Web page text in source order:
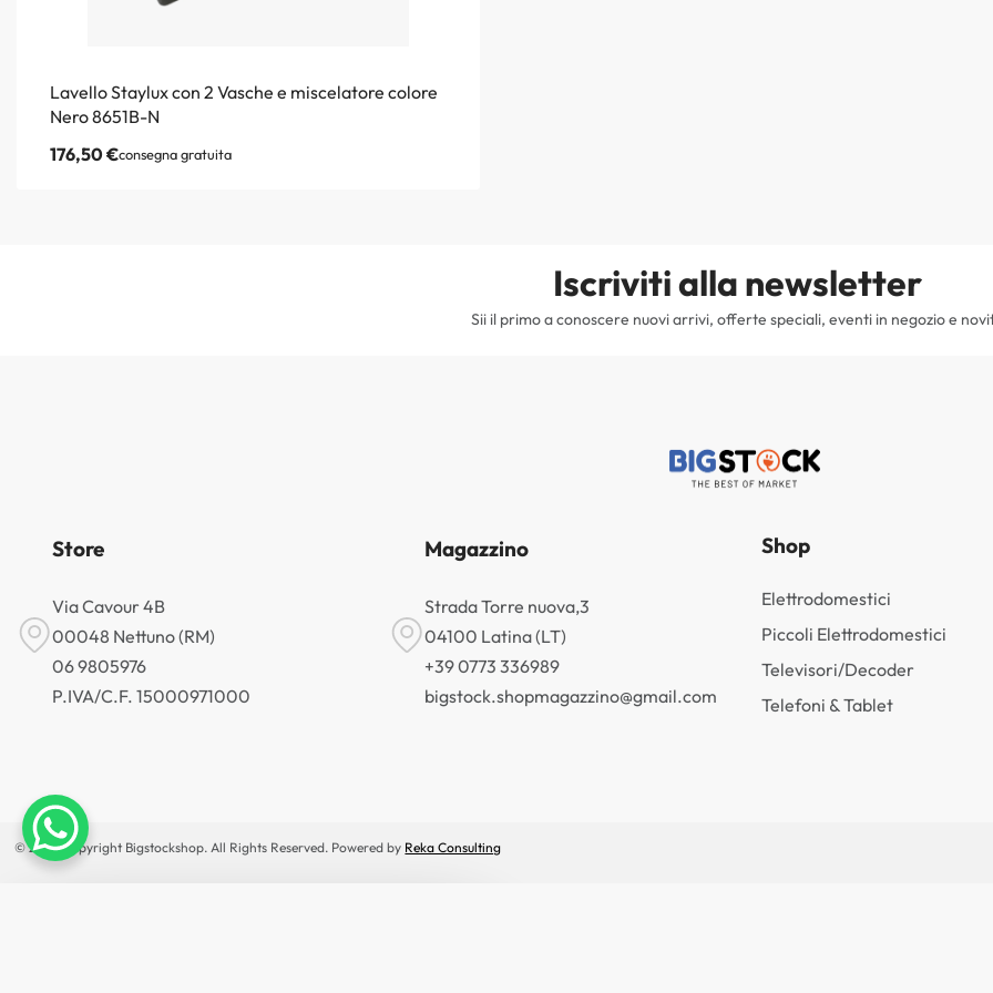
Lavello Staylux con 2 Vasche e miscelatore colore
Nero 8651B-N
176,50€consegna gratuita
Iscriviti alla newsletter
Sii il primo a conoscere nuovi arrivi, offerte speciali, eventi in negozio e
Store
Via Cavour 4B
00048 Nettuno (RM)
06 9805976
P.IVA/C.F. 15000971000
Magazzino
Strada Torre nuova,3
04100 Latina (LT)
+39 0773 336989
bigstock.shopmagazzino@gmail.com
Shop
Elettrodomestici
Piccoli Elettrodomestici
Televisori/Decoder
Telefoni & Tablet
© 2026 Copyright Bigstockshop. All Rights Reserved. Powered by Reka Consulting